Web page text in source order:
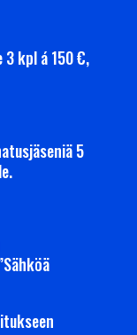
kpl á 150 €,
5